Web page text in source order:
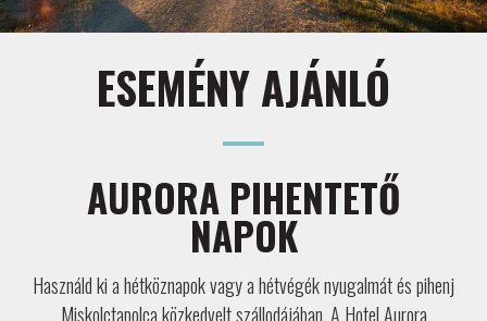
ESEMÉNY AJÁNLÓ
AURORA PIHENTETŐ
NAPOK
Használd ki a hétköznapok vagy a hétvégék nyugalmát és pihenj
Miskolctapolca közkedvelt szállodájában. A Hotel Aurora